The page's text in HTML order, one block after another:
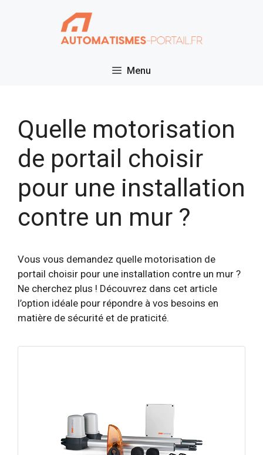
Menu
Quelle motorisation
de portail choisir
pour une installation
contre un mur ?
Vous vous demandez quelle motorisation de
portail choisir pour une installation contre un mur ?
Ne cherchez plus ! Découvrez dans cet article
l’option idéale pour répondre à vos besoins en
matière de sécurité et de praticité.